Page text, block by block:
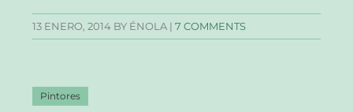
13 ENERO, 2014 BY ÉNOLA |7 COMMENTS
Pintores